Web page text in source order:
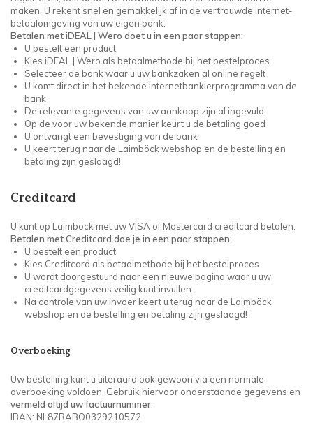
maken. U rekent snel en gemakkelijk af in de vertrouwde internet-
betaalomgeving van uw eigen bank.
Betalen met iDEAL | Wero doet u in een paar stappen:
U bestelt een product
Kies iDEAL | Wero als betaalmethode bij het bestelproces
Selecteer de bank waar u uw bankzaken al online regelt
U komt direct in het bekende internetbankierprogramma van de
bank
De relevante gegevens van uw aankoop zijn al ingevuld
Op de voor uw bekende manier keurt u de betaling goed
U ontvangt een bevestiging van de bank
U keert terug naar de Laimböck webshop en de bestelling en
betaling zijn geslaagd!
Creditcard
U kunt op Laimböck met uw VISA of Mastercard creditcard betalen.
Betalen met Creditcard doe je in een paar stappen:
U bestelt een product
Kies Creditcard als betaalmethode bij het bestelproces
U wordt doorgestuurd naar een nieuwe pagina waar u uw
creditcardgegevens veilig kunt invullen
Na controle van uw invoer keert u terug naar de Laimböck
webshop en de bestelling en betaling zijn geslaagd!
Overboeking
Uw bestelling kunt u uiteraard ook gewoon via een normale
overboeking voldoen. Gebruik hiervoor onderstaande gegevens en
vermeld altijd uw factuurnummer.
IBAN: NL87RABO0329210572